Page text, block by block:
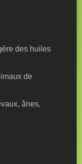
des huiles
de
ânes,